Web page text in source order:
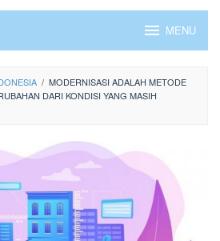
MENU
/ MODERNISASI ADALAH METODE
DARI KONDISI YANG MASIH